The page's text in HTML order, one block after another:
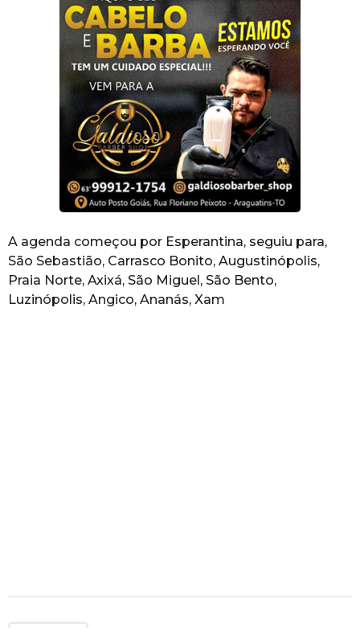
A agenda começou por Esperantina, seguiu para,
São Sebastião, Carrasco Bonito, Augustinópolis,
Praia Norte, Axixá, São Miguel, São Bento,
Luzinópolis, Angico, Ananás, Xam